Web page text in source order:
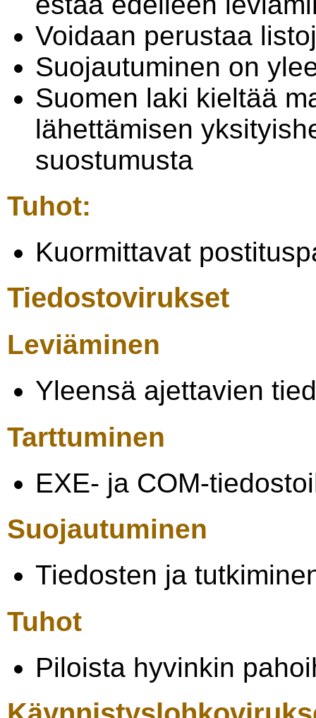
Voidaan perustaa
Suojautuminen on
Suomen laki kieltää
lähettämisen
suostumusta
Tuhot:
Kuormittavat
Tiedostovirukset
Leviäminen
Yleensä ajettavien
Tarttuminen
EXE- ja COM-
Suojautuminen
Tiedosten ja
Tuhot
Piloista hyvinkin